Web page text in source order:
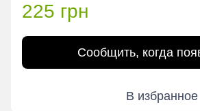
225 грн
Сообщить, когда
В избранное